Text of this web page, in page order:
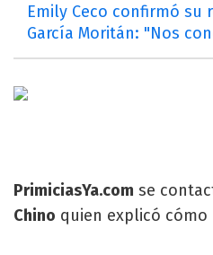
Emily Ceco confirmó su
García Moritán: "Nos
PrimiciasYa.com se
Chino quien explicó